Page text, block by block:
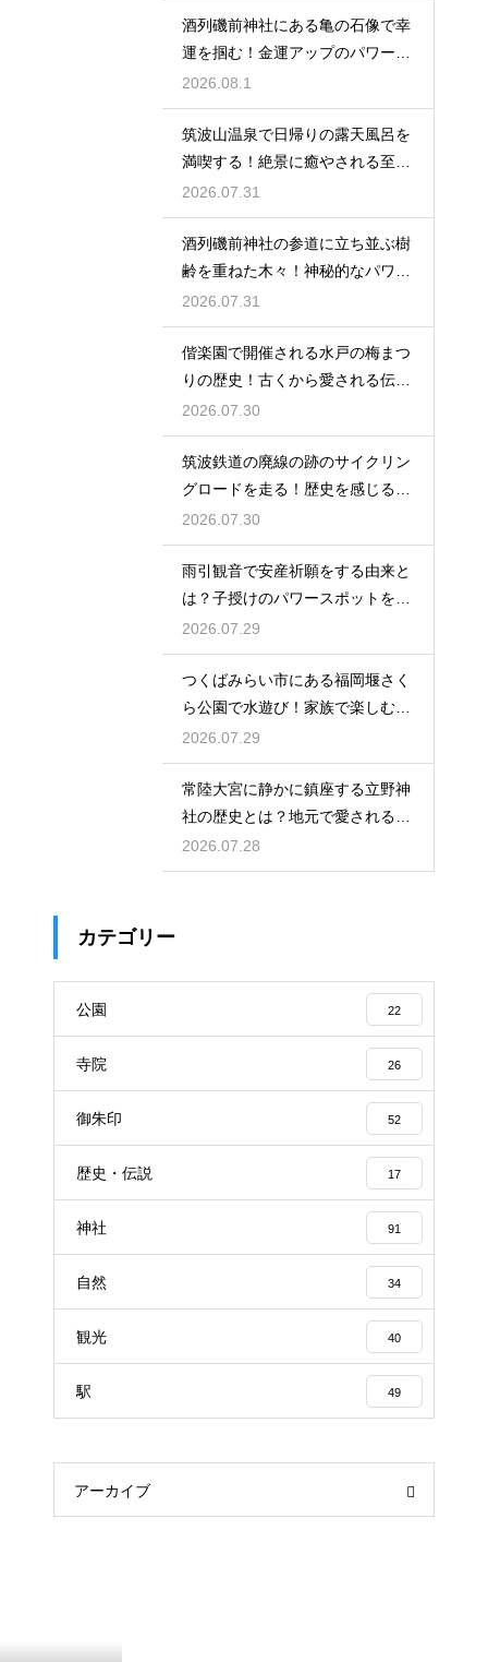
酒列磯前神社にある亀の石像で幸
運を掴む！金運アップのパワース
ポット
2026.08.1
筑波山温泉で日帰りの露天風呂を
満喫する！絶景に癒やされる至福
の時間
2026.07.31
酒列磯前神社の参道に立ち並ぶ樹
齢を重ねた木々！神秘的なパワー
を満喫
2026.07.31
偕楽園で開催される水戸の梅まつ
りの歴史！古くから愛される伝統
の由来
2026.07.30
筑波鉄道の廃線の跡のサイクリン
グロードを走る！歴史を感じる自
転車の旅
2026.07.30
雨引観音で安産祈願をする由来と
は？子授けのパワースポットを徹
底解説
2026.07.29
つくばみらい市にある福岡堰さく
ら公園で水遊び！家族で楽しむ休
日の午後
2026.07.29
常陸大宮に静かに鎮座する立野神
社の歴史とは？地元で愛される信
仰の拠点
2026.07.28
カテゴリー
公園 22
寺院 26
御朱印 52
歴史・伝説 17
神社 91
自然 34
観光 40
駅 49
アーカイブ